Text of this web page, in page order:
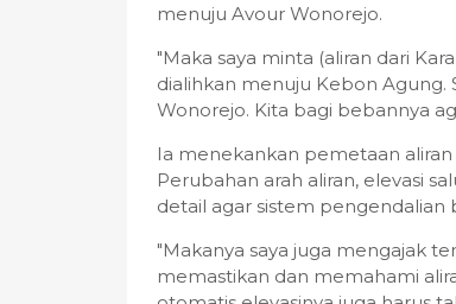
menuju Avour Wonorejo.
"Maka saya minta (aliran dari
dialihkan menuju Kebon Agung.
Wonorejo. Kita bagi bebannya
Ia menekankan pemetaan
Perubahan arah aliran, elevasi
detail agar sistem pengendalian
"Makanya saya juga mengajak
memastikan dan memahami